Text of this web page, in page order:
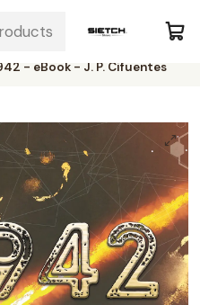
- Limache.
- eBook - J. P. Cifuentes